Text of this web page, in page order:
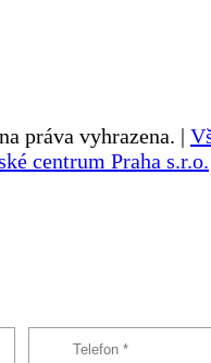
práva vyhrazena. |
centrum Praha s.r.o.